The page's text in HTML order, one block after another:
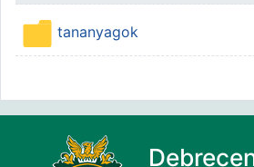
tananyagok
Carpeta